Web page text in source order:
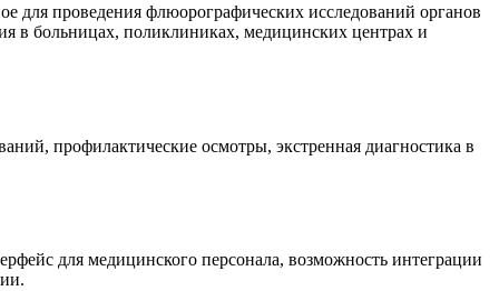
для проведения флюорографических исследований органов
в больницах, поликлиниках, медицинских центрах и
профилактические осмотры, экстренная диагностика в
для медицинского персонала, возможность интеграции